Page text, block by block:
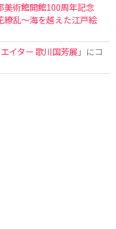
美術館開館100周年記念
乱〜海を越えた江戸絵
イター 歌川国芳展 」にコ